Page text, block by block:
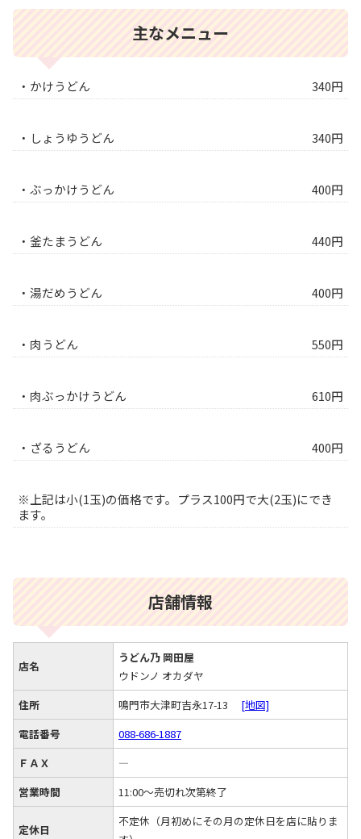
主なメニュー
・かけうどん 340円
・しょうゆうどん 340円
・ぶっかけうどん 400円
・釜たまうどん 440円
・湯だめうどん 400円
・肉うどん 550円
・肉ぶっかけうどん 610円
・ざるうどん 400円
※上記は小(1玉)の価格です。プラス100円で大(2玉)にでき
ます。
店舗情報
店名
うどん乃 岡田屋
ウドンノ オカダヤ
住所
鳴門市大津町吉永17-13 [地図]
電話番号
088-686-1887
ＦＡＸ
―
営業時間
11:00～売切れ次第終了
定休日
不定休（月初めにその月の定休日を店に貼りま